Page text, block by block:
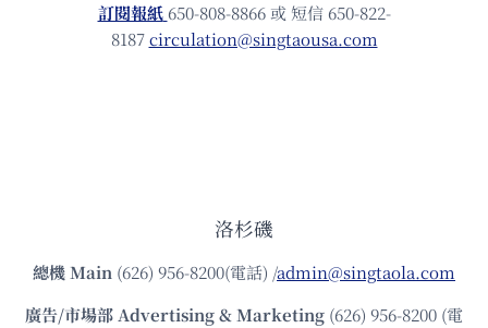
訂閱報紙 650-808-8866 或 短信 650-822-
8187circulation@singtaousa.com
洛杉磯
總機Main (626) 956-8200(電話) /admin@singtaola.com
廣告/市場部Advertising & Marketing (626) 956-8200 (電